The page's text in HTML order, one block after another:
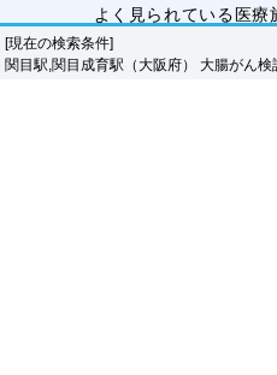
[現在の検索条件]
関目駅,関目成育駅（大阪府） 大腸がん検
よく見られている医療